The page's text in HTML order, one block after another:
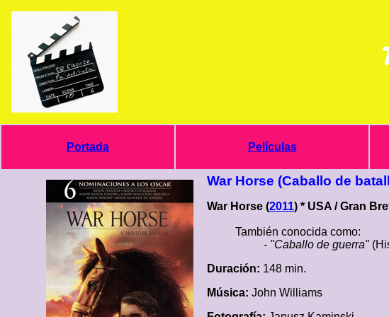
Portada Películas
War Horse (Caballo de
War Horse (2011) * USA / Gran
También conocida como:
- "Caballo de guerra"
Duración: 148 min.
Música: John Williams